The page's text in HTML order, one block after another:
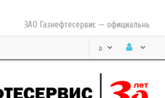
ЗАО Газнефтесервис — официальный
р.